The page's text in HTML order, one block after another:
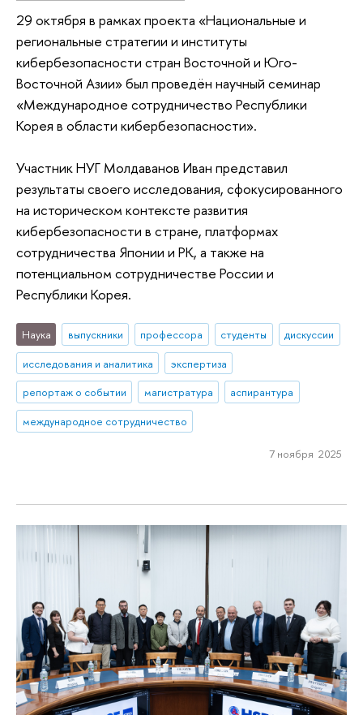
29 октября в рамках проекта «Национальные и
региональные стратегии и институты
кибербезопасности стран Восточной и Юго-
Восточной Азии» был проведён научный семинар
«Международное сотрудничество Республики
Корея в области кибербезопасности».
Участник НУГ Молдаванов Иван представил
результаты своего исследования, сфокусированного
на историческом контексте развития
кибербезопасности в стране, платформах
сотрудничества Японии и РК, а также на
потенциальном сотрудничестве России и
Республики Корея.
Наука выпускники профессора студенты
дискуссии
исследования и аналитика
экспертиза
репортаж о событии
магистратура
аспирантура
международное сотрудничество
7 ноября 2025